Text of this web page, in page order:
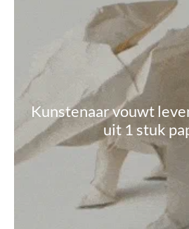
Kunstenaar vouwt
uit 1 stuk